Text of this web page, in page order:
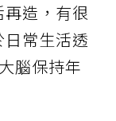
造，有很
常生活透
腦保持年